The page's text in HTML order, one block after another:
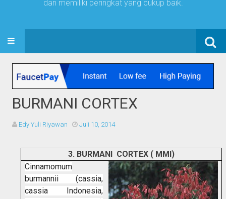
dan memiliki peringkat yang cukup baik.
Search
for:
SKIP TO CONTENT
BURMANI CORTEX
Edy Yuli Riyawan Juli 10, 2014
3. BURMANI CORTEX ( MMI)
Cinnamomum
burmannii (cassia,
cassia Indonesia,